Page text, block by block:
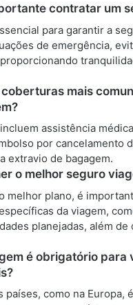
contratar um
para garantir a
de emergência,
coberturas mais
assistência
por cancelamento
extravio de bagagem.
o melhor seguro
melhor plano, é
da viagem,
planejadas, além de
é obrigatório para
países, como na Europa,